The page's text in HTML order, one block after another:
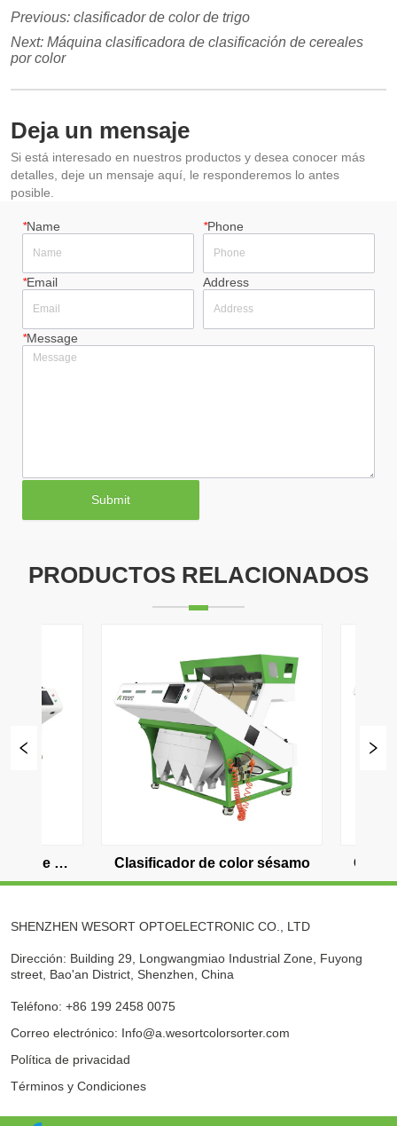
Previous:clasificador de color de trigo
Next:Máquina clasificadora de clasificación de cereales
por color
Deja un mensaje
Si está interesado en nuestros productos y desea conocer más
detalles, deje un mensaje aquí, le responderemos lo antes
posible.
*Name *Phone
*Email Address
*Message
Submit
PRODUCTOS RELACIONADOS
Clasificador de color sésamo Clasificador de
SHENZHEN WESORT OPTOELECTRONIC CO., LTD
Dirección: Building 29, Longwangmiao Industrial Zone, Fuyong
street, Bao'an District, Shenzhen, China
Teléfono: +86 199 2458 0075
Correo electrónico: Info@a.wesortcolorsorter.com
Política de privacidad
Términos y Condiciones